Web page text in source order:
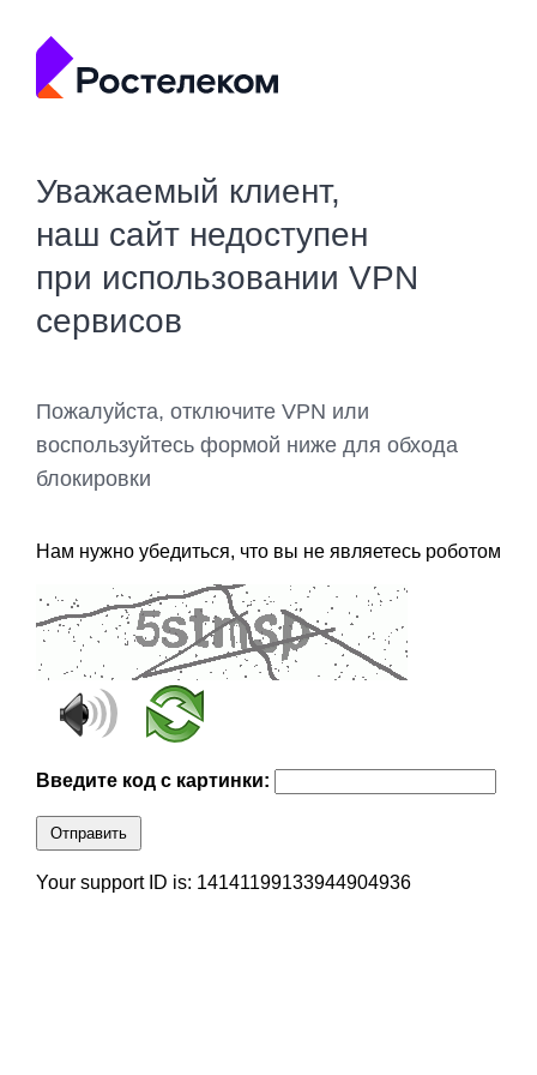
Уважаемый клиент,
наш сайт недоступен
при использовании VPN
сервисов
Пожалуйста, отключите VPN или
воспользуйтесь формой ниже для обхода
блокировки
Нам нужно убедиться, что вы не являетесь роботом
Введите код с картинки:
Отправить
Your support ID is: 14141199133944904936